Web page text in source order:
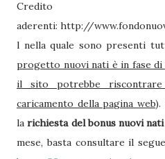
Credito
aderenti: http://
l nella quale sono presenti
progetto nuovi nati è in fase
il sito potrebbe
caricamento della pagina web).
larichiesta del bonus nuovi
mese, basta consultare il